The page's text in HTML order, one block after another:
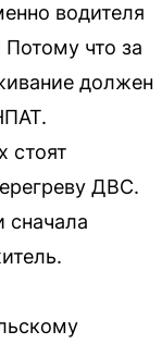
водителя
Потому что за
должен
стоят
ДВС.
сначала